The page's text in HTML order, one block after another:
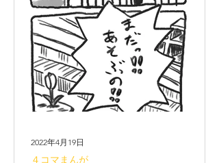
４コマまんが
2022年4月19日